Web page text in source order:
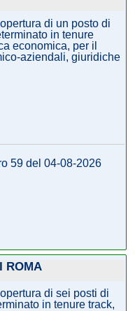
di un posto di
in tenure
economica, per il
aziendali, giuridiche
59 del 04-08-2026
ROMA
di sei posti di
in tenure track,